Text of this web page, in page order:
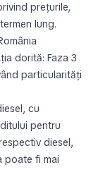
prețurile,
lung.
dorită: Faza 3
particularități
cu
pentru
diesel,
poate fi mai